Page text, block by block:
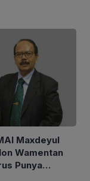
Maxdeyul
Wamentan
Punya